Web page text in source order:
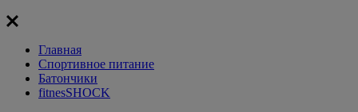
Главная
Спортивное питание
Батончики
fitnesSHOCK